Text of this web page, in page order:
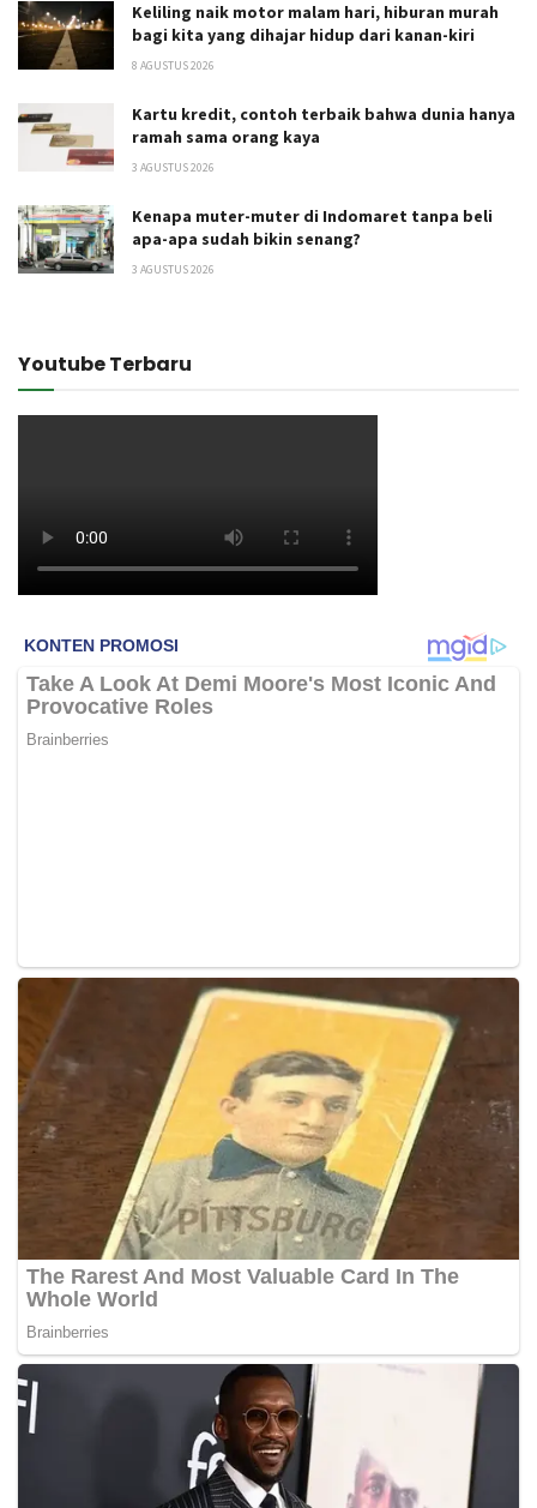
Keliling naik motor malam hari, hiburan murah
bagi kita yang dihajar hidup dari kanan-kiri
8 AGUSTUS 2026
Kartu kredit, contoh terbaik bahwa dunia hanya
ramah sama orang kaya
3 AGUSTUS 2026
Kenapa muter-muter di Indomaret tanpa beli
apa-apa sudah bikin senang?
3 AGUSTUS 2026
Youtube Terbaru